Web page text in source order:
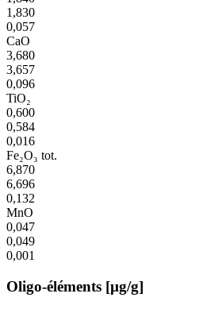
1,830
0,057
CaO
3,680
3,657
0,096
TiO₂
0,600
0,584
0,016
Fe₂O₃ tot.
6,870
6,696
0,132
MnO
0,047
0,049
0,001
Oligo-éléments [µg/g]